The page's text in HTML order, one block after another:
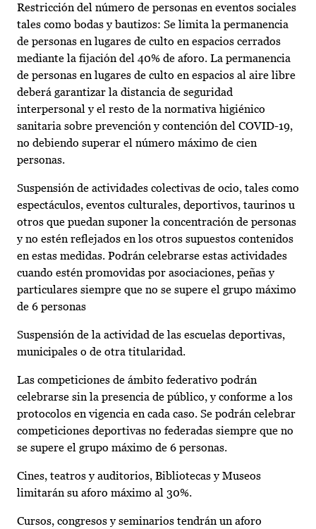
Restricción del número de personas en eventos sociales
tales como bodas y bautizos: Se limita la permanencia
de personas en lugares de culto en espacios cerrados
mediante la fijación del 40% de aforo. La permanencia
de personas en lugares de culto en espacios al aire libre
deberá garantizar la distancia de seguridad
interpersonal y el resto de la normativa higiénico
sanitaria sobre prevención y contención del COVID-19,
no debiendo superar el número máximo de cien
personas.
Suspensión de actividades colectivas de ocio, tales como
espectáculos, eventos culturales, deportivos, taurinos u
otros que puedan suponer la concentración de personas
y no estén reflejados en los otros supuestos contenidos
en estas medidas. Podrán celebrarse estas actividades
cuando estén promovidas por asociaciones, peñas y
particulares siempre que no se supere el grupo máximo
de 6 personas
Suspensión de la actividad de las escuelas deportivas,
municipales o de otra titularidad.
Las competiciones de ámbito federativo podrán
celebrarse sin la presencia de público, y conforme a los
protocolos en vigencia en cada caso. Se podrán celebrar
competiciones deportivas no federadas siempre que no
se supere el grupo máximo de 6 personas.
Cines, teatros y auditorios, Bibliotecas y Museos
limitarán su aforo máximo al 30%.
Cursos, congresos y seminarios tendrán un aforo